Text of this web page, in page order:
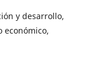
y desarrollo,
económico,